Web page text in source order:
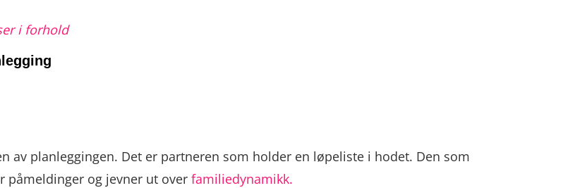
i forhold
av planleggingen. Det er partneren som holder en løpeliste i hodet. Den som
påmeldinger og jevner ut over familiedynamikk.